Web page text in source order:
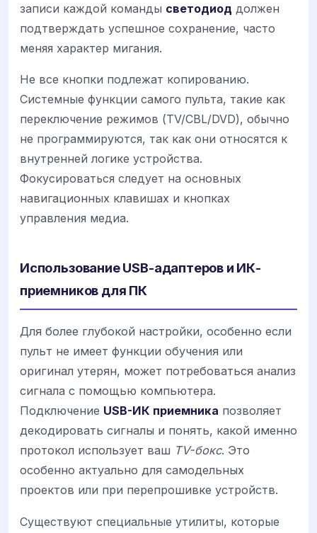
записи каждой команды светодиод должен
подтверждать успешное сохранение, часто
меняя характер мигания.
Не все кнопки подлежат копированию.
Системные функции самого пульта, такие как
переключение режимов (TV/CBL/DVD), обычно
не программируются, так как они относятся к
внутренней логике устройства.
Фокусироваться следует на основных
навигационных клавишах и кнопках
управления медиа.
Использование USB-адаптеров и ИК-
приемников для ПК
Для более глубокой настройки, особенно если
пульт не имеет функции обучения или
оригинал утерян, может потребоваться анализ
сигнала с помощью компьютера.
Подключение USB-ИК приемника позволяет
декодировать сигналы и понять, какой именно
протокол использует ваш TV-бокс. Это
особенно актуально для самодельных
проектов или при перепрошивке устройств.
Существуют специальные утилиты, которые